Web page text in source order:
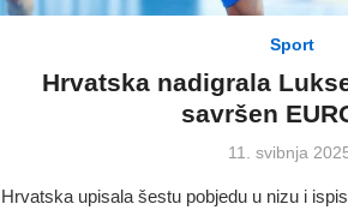
Sport
Hrvatska nadigrala
savršen
Posted
11. svibnja
Hrvatska upisala šestu pobjedu u nizu i